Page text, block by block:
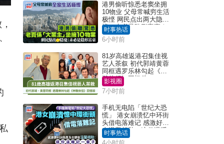
港男偷听惊悉老窦坐拥
10物业 父母常喊穷生活
极悭 网民点出两大隐
忧：未必是隐形富豪｜
Juicy叮
时事热话
6小时前
81岁高雄返港召集佳视
艺人茶叙 初代郭靖黄蓉
同框遇罗乐林勾起《神
雕侠侣》回忆杀
影视圈
7小时前
手机无电陷「世纪大恐
慌」 港女崩溃忆中环街
头借电落难记 感激好心
人温馨相助：这份温暖
记一辈子｜Juicy叮
时事热话